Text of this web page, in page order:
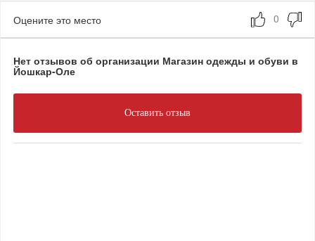
Оцените это место
Нет отзывов об организации Магазин одежды и обуви в
Йошкар-Оле
Оставить отзыв